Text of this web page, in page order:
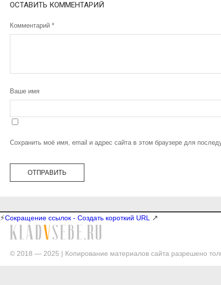
ОСТАВИТЬ КОММЕНТАРИЙ
Комментарий *
Ваше имя
Сохранить моё имя, email и адрес сайта в этом браузере для
⚡Сокращение ссылок - Создать короткий URL ↗
© 2018 — 2025 | Копирование материалов сайта разрешено